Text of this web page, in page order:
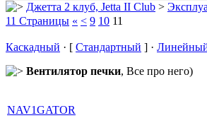
Джетта 2 клуб, Jetta II Club >
11 Страницы « < 9 10 11
Каскадный · [ Стандартный ] ·
Вентилятор печки, Все про него)
NAV1GATOR